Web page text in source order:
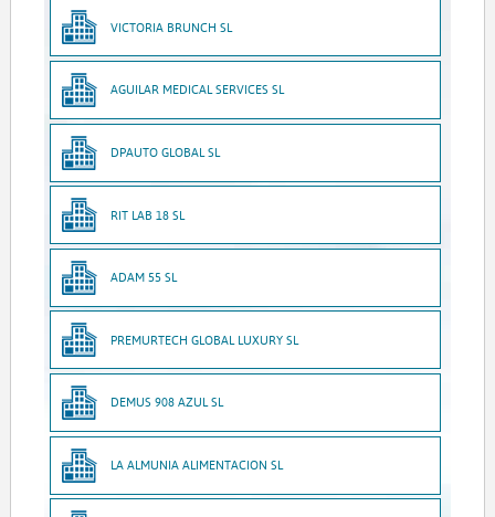
VICTORIA BRUNCH SL
AGUILAR MEDICAL SERVICES SL
DPAUTO GLOBAL SL
RIT LAB 18 SL
ADAM 55 SL
PREMURTECH GLOBAL LUXURY SL
DEMUS 908 AZUL SL
LA ALMUNIA ALIMENTACION SL